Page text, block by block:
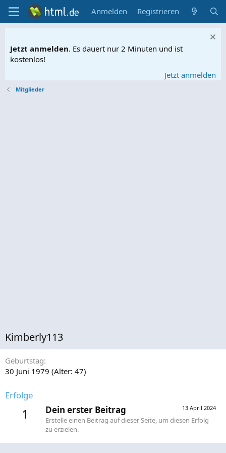
Anmelden Registrieren
Jetzt anmelden. Es dauert nur 2 Minuten und ist
kostenlos!
Jetzt anmelden
Mitglieder
Kimberly113
Geburtstag
30 Juni 1979 (Alter: 47)
Erfolge
1 13 April 2024
Dein erster Beitrag
Erstelle einen Beitrag auf dieser Seite, um diesen Erfolg
zu erzielen.